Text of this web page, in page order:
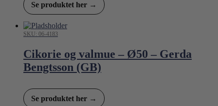
Se produktet her →
SKU: 06-4183
Cikorie og valmue – Ø50 – Gerda
Bengtsson (GB)
Se produktet her →